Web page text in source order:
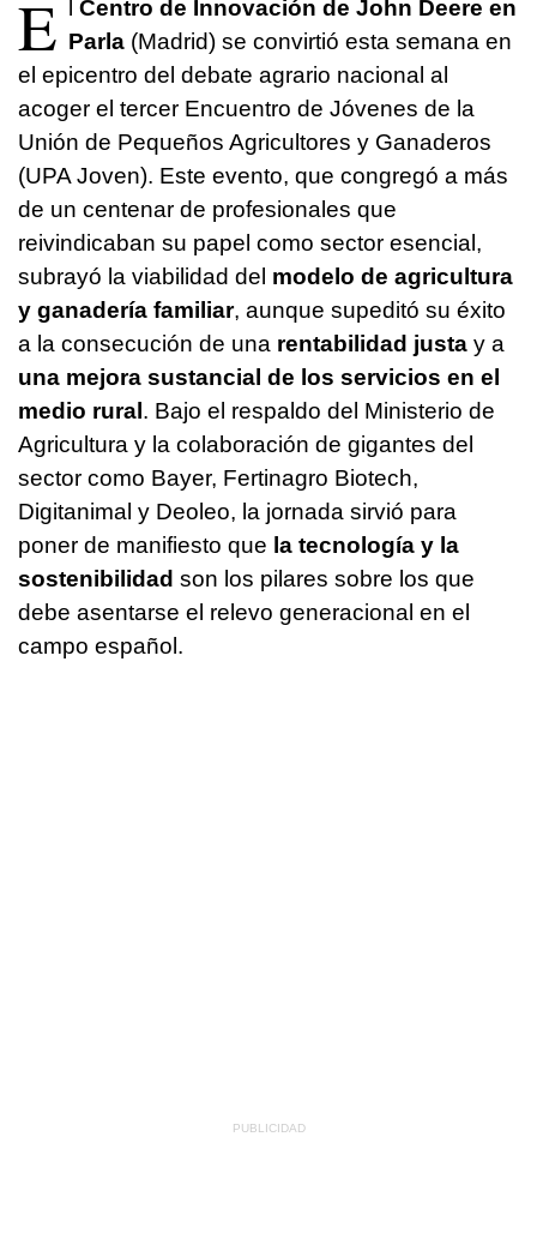
E
Centro de Innovación de John Deere en
Parla (Madrid) se convirtió esta semana en
el epicentro del debate agrario nacional al
acoger el tercer Encuentro de Jóvenes de la
Unión de Pequeños Agricultores y Ganaderos
(UPA Joven). Este evento, que congregó a más
de un centenar de profesionales que
reivindicaban su papel como sector esencial,
subrayó la viabilidad del modelo de agricultura
y ganadería familiar, aunque supeditó su éxito
a la consecución de una rentabilidad justa y a
una mejora sustancial de los servicios en el
medio rural . Bajo el respaldo del Ministerio de
Agricultura y la colaboración de gigantes del
sector como Bayer, Fertinagro Biotech,
Digitanimal y Deoleo, la jornada sirvió para
poner de manifiesto que la tecnología y la
sostenibilidad son los pilares sobre los que
debe asentarse el relevo generacional en el
campo español.